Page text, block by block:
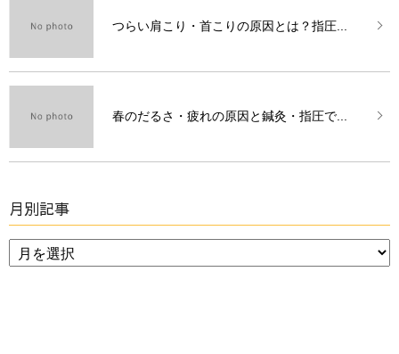
つらい肩こり・首こりの原因とは？指圧...
春のだるさ・疲れの原因と鍼灸・指圧で...
月別記事